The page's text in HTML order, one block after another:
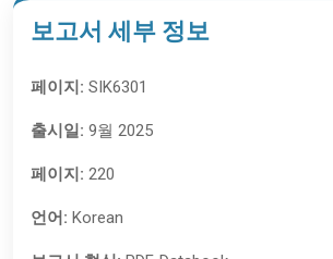
보고서 세부 정보
페이지: SIK6301
출시일: 9월 2025
페이지: 220
언어: Korean